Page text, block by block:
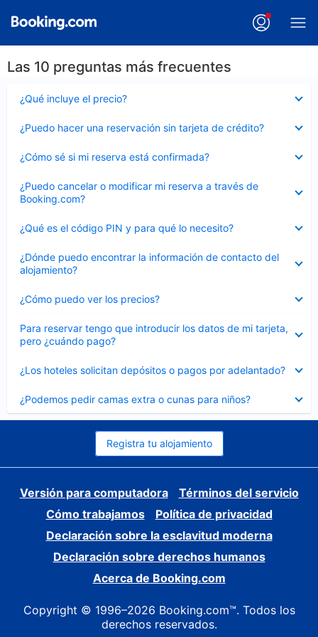
Las 10 preguntas más frecuentes
¿Qué incluye el precio?
cerrado
¿Puedo hacer una reservación sin tarjeta de crédito?
cerrado
¿Cómo sé si mi reserva está confirmada?
cerrado
¿Puedo cancelar o modificar mi reserva a través de
Booking.com?
cerrado
¿Qué es el código PIN y para qué lo necesito?
cerrado
¿Dónde puedo encontrar la información de contacto del
alojamiento?
cerrado
¿Cómo puedo ver los precios?
cerrado
Para reservar tengo que introducir los datos de mi tarjeta,
pero ¿cuándo pago?
cerrado
¿Los hoteles solicitan depósitos o pagos por adelantado?
cerrado
¿Podemos pedir camas extra o cunas para niños?
cerrado
Registra tu alojamiento
Versión para computadora
Términos del servicio
Cómo trabajamos
Política de privacidad
Declaración sobre la esclavitud moderna
Declaración sobre derechos humanos
Acerca de Booking.com
Copyright © 1996–2026 Booking.com™. Todos los
derechos reservados.